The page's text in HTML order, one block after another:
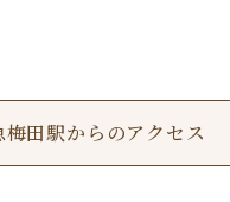
梅田駅からのアクセス